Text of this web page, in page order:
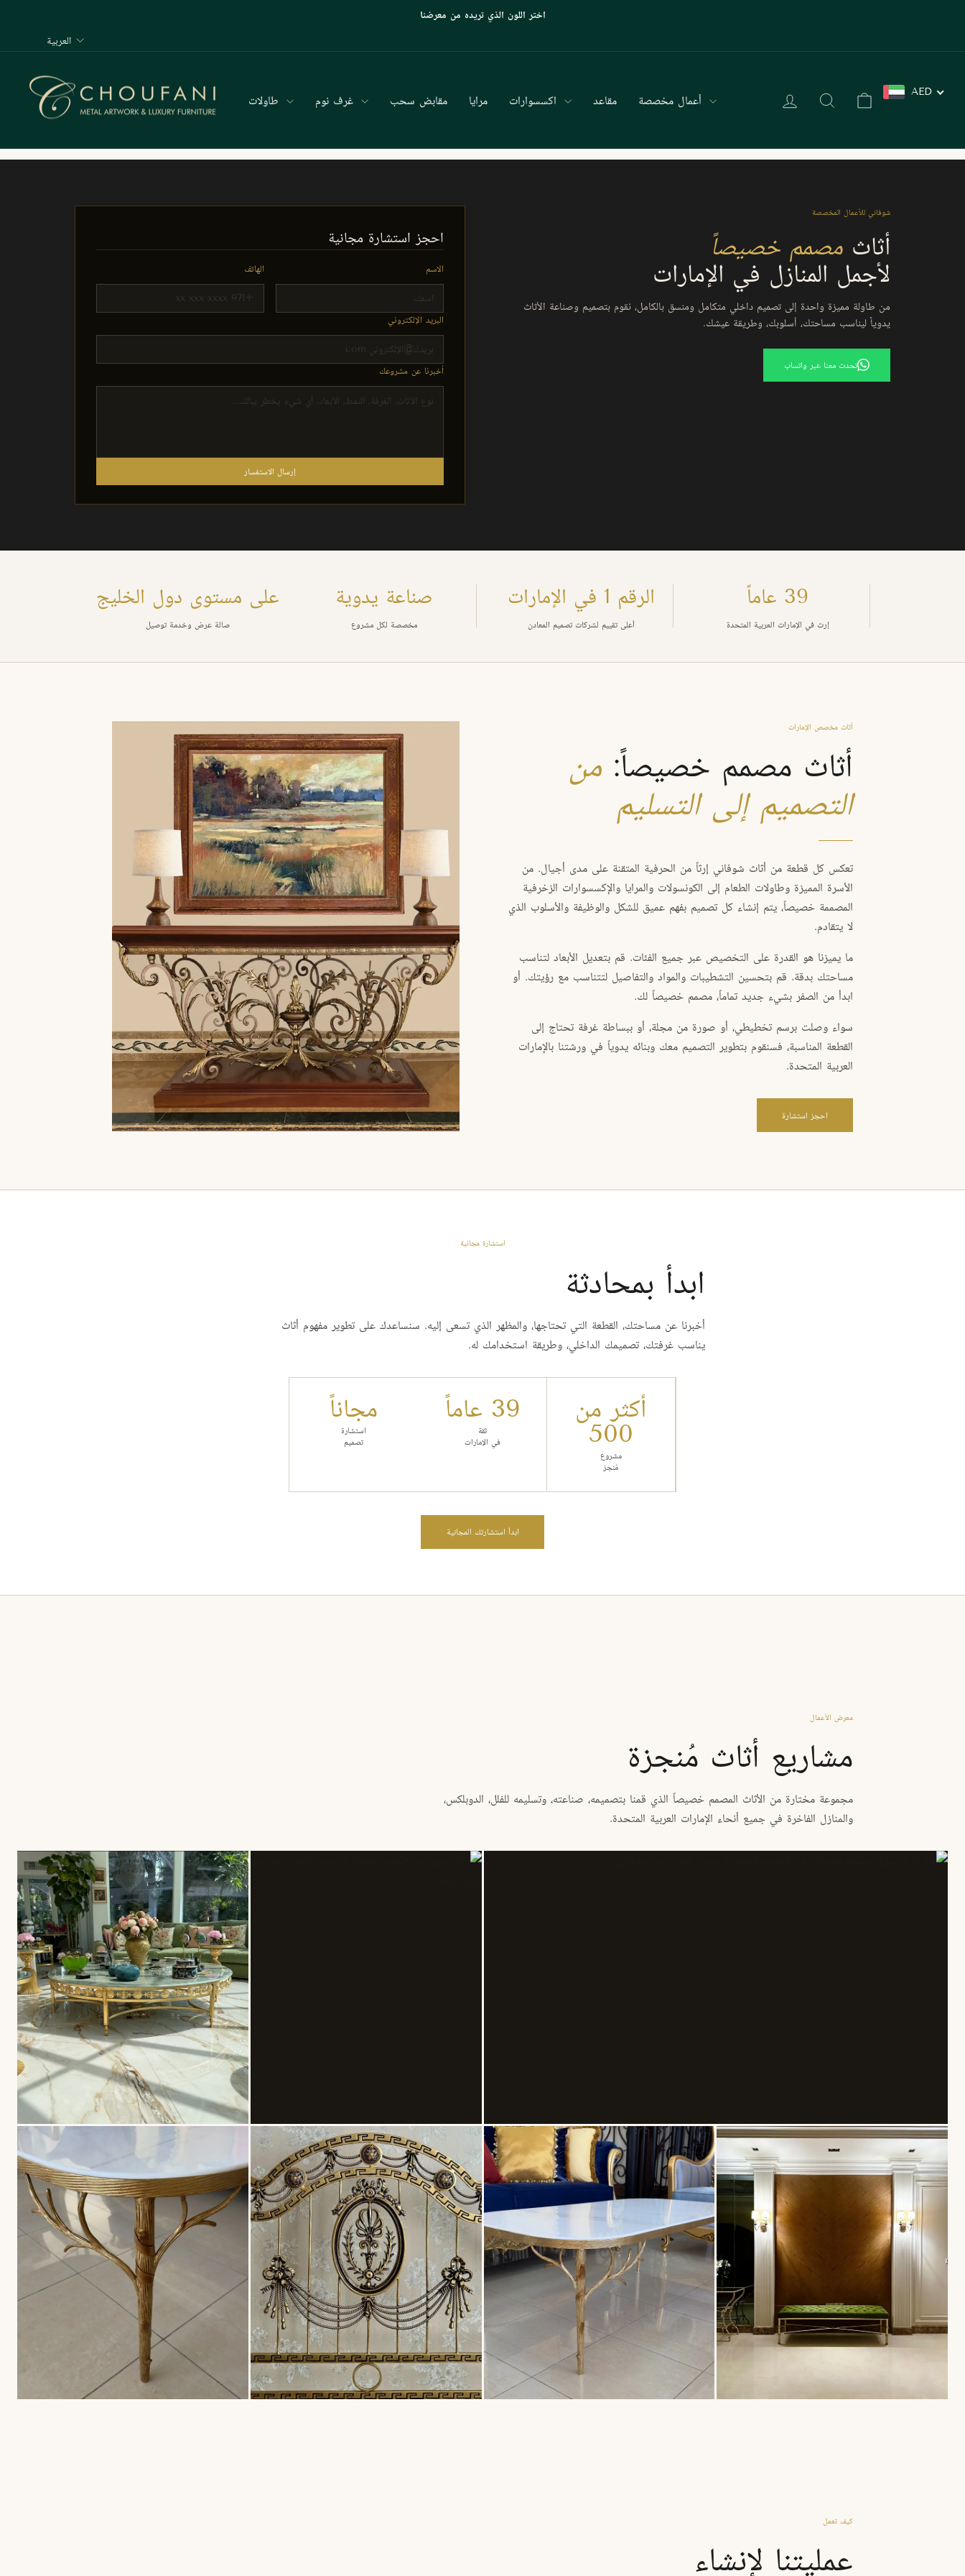
عرض
اختر اللون الذي تريده من معرضنا
العربية
مقابض سحب مرايا مقاعد تسجيل الدخول
البحث AED
عربة التسوق
شوفاني للأعمال المخصصة
أثاث مصمم خصيصاً
لأجمل المنازل في الإمارات
من طاولة مميزة واحدة إلى تصميم داخلي متكامل ومنسق بالكامل، نقوم بتصميم وصناعة الأثاث
يدوياً ليناسب مساحتك، أسلوبك، وطريقة عيشك.
تحدث معنا عبر واتساب
احجز استشارة مجانية
الاسم الهاتف
البريد الإلكتروني
أخبرنا عن مشروعك
إرسال الاستفسار
39 عاماً
إرث في الإمارات العربية المتحدة
الرقم 1 في الإمارات
أعلى تقييم لشركات تصميم المعادن
صناعة يدوية
مخصصة لكل مشروع
على مستوى دول الخليج
صالة عرض وخدمة توصيل
أثاث مخصص الإمارات
أثاث مصمم خصيصاً: من
التصميم إلى التسليم
تعكس كل قطعة من أثاث شوفاني إرثاً من الحرفية المتقنة على مدى أجيال. من
الأسرة المميزة وطاولات الطعام إلى الكونسولات والمرايا والإكسسوارات الزخرفية
المصممة خصيصاً، يتم إنشاء كل تصميم بفهم عميق للشكل والوظيفة والأسلوب الذي
لا يتقادم.
ما يميزنا هو القدرة على التخصيص عبر جميع الفئات. قم بتعديل الأبعاد لتناسب
مساحتك بدقة. قم بتحسين التشطيبات والمواد والتفاصيل لتتناسب مع رؤيتك. أو
ابدأ من الصفر بشيء جديد تماماً، مصمم خصيصاً لك.
سواء وصلت برسم تخطيطي، أو صورة من مجلة، أو ببساطة غرفة تحتاج إلى
القطعة المناسبة، فسنقوم بتطوير التصميم معك وبنائه يدوياً في ورشتنا بالإمارات
العربية المتحدة.
احجز استشارة
استشارة مجانية
ابدأ بمحادثة
أخبرنا عن مساحتك، القطعة التي تحتاجها، والمظهر الذي تسعى إليه. سنساعدك على تطوير مفهوم أثاث
يناسب غرفتك، تصميمك الداخلي، وطريقة استخدامك له.
أكثر من
500
مشروع
مُنجز
39 عاماً
ثقة
في الإمارات
مجاناً
استشارة
تصميم
ابدأ استشارتك المجانية
معرض الأعمال
مشاريع أثاث مُنجزة
مجموعة مختارة من الأثاث المصمم خصيصاً الذي قمنا بتصميمه، صناعته، وتسليمه للفلل، الدوبلكس،
والمنازل الفاخرة في جميع أنحاء الإمارات العربية المتحدة.
كيف تعمل
عمليتنا لإنشاء